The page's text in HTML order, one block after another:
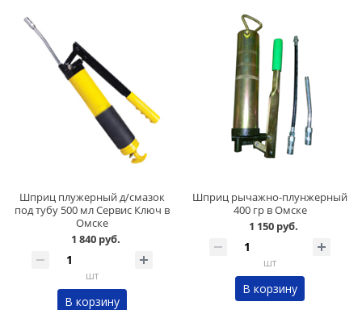
Шприц плужерный д/смазок
под тубу 500 мл Сервис Ключ в
Омске
1 840 руб.
шт
В корзину
Шприц рычажно-плунжерный
400 гр в Омске
1 150 руб.
шт
В корзину